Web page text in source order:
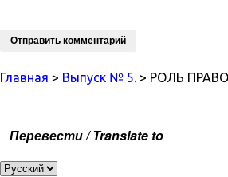
Главная > Выпуск № 5. > РОЛЬ
Перевести / Translate to